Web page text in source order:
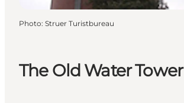
The Old Water Tower
Photo: Struer Turistbureau